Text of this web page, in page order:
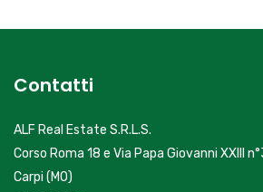
Carpi Centro Storico
€ 139.000,00